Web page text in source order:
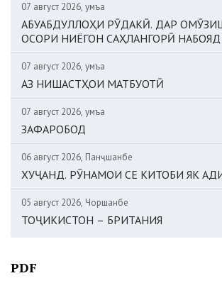
07 август 2026, Ҷумъа
АБУАБДУЛЛОҲИ РӮДАКӢ. ДАР
ОСОРИ НИЁГОН САҲЛАНГОРӢ
07 август 2026, Ҷумъа
АЗ НИШАСТҲОИ МАТБУОТӢ
07 август 2026, Ҷумъа
ЗАФАРОБОД
06 август 2026, Панҷшанбе
ХУҶАНД. РӮНАМОИ СЕ КИТОБИ ЯК
05 август 2026, Чоршанбе
ТОҶИКИСТОН – БРИТАНИЯ
PDF